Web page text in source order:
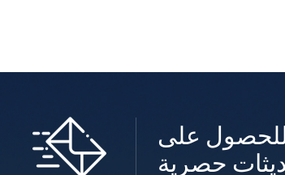
على